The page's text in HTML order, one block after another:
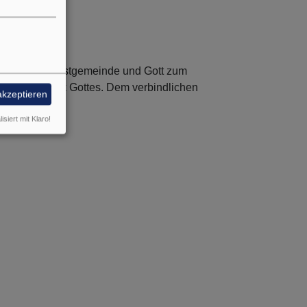
vor der Festgemeinde und Gott zum
Geschenk Gottes. Dem verbindlichen
mit Klaro!